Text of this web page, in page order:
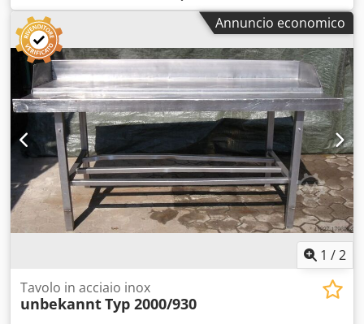
540/725/H800 mm - Peso: 30 kg Chodjb Uhnkjpfx An Eoa
Annuncio economico
1 /2
Tavolo in acciaio inox
unbekanntTyp 2000/930